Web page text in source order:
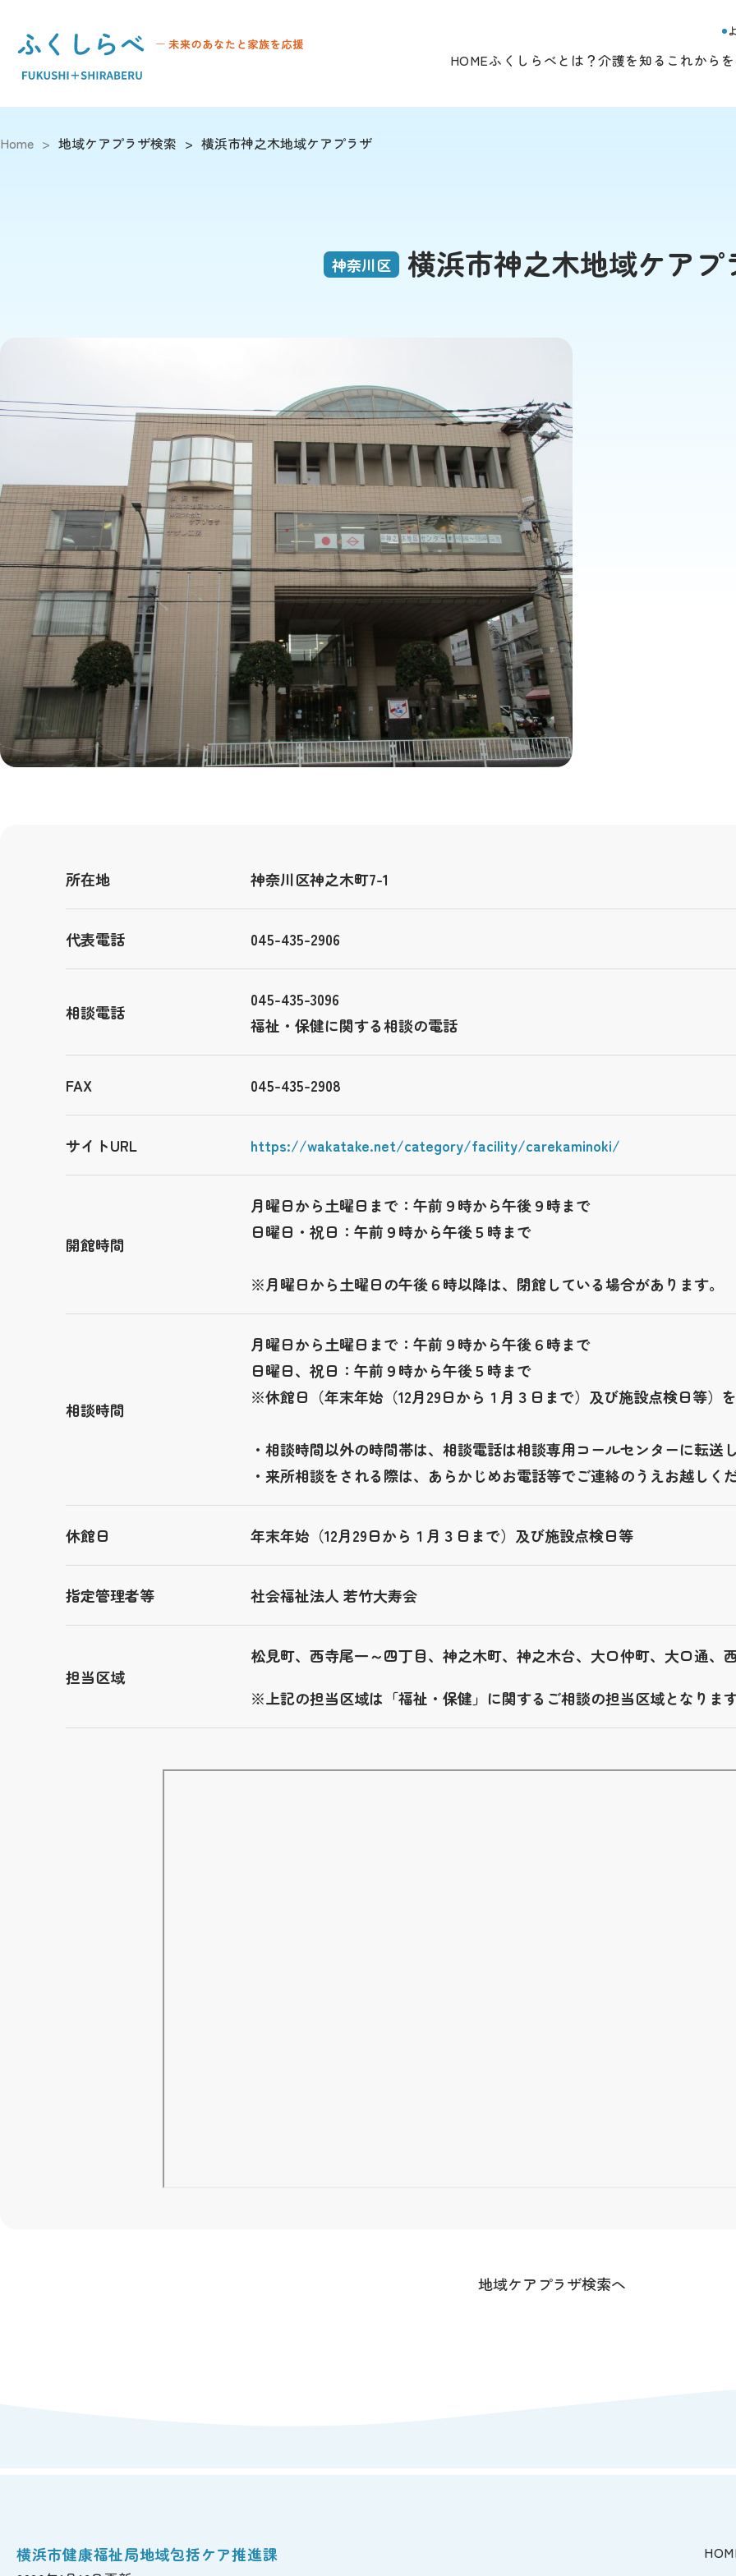
HOMEふくしらべとは？介護を知る これから
Home > 地域ケアプラザ検索 > 横浜市神之木地域ケアプラザ
神奈川区 横浜市神之木地域ケアプ
所在地 神奈川区神之木町7-1
代表電話 045-435-2906
相談電話
045-435-3096
福祉・保健に関する相談の電話
FAX 045-435-2908
サイトURL https://wakatake.net/category/facility/carekaminoki/
開館時間
月曜日から土曜日まで：午前９時から午後９時まで
日曜日・祝日：午前９時から午後５時まで
※月曜日から土曜日の午後６時以降は、閉館している場合があります。
相談時間
月曜日から土曜日まで：午前９時から午後６時まで
日曜日、祝日：午前９時から午後５時まで
※休館日（年末年始（12月29日から１月３日まで）及び施設点検日等）
・相談時間以外の時間帯は、相談電話は相談専用コールセンターに転送
・来所相談をされる際は、あらかじめお電話等でご連絡のうえお越しくだ
休館日 年末年始（12月29日から１月３日まで）及び施設点検日等
指定管理者等 社会福祉法人 若竹大寿会
担当区域
松見町、西寺尾一～四丁目、神之木町、神之木台、大口仲町、大口通、
※上記の担当区域は「福祉・保健」に関するご相談の担当区域となります
地域ケアプラザ検索へ
横浜市健康福祉局地域包括ケア推進課